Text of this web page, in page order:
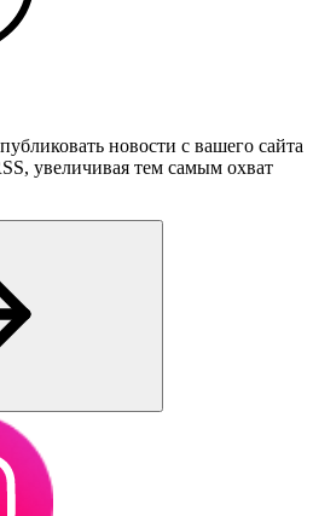
новости с вашего сайта
увеличивая тем самым охват